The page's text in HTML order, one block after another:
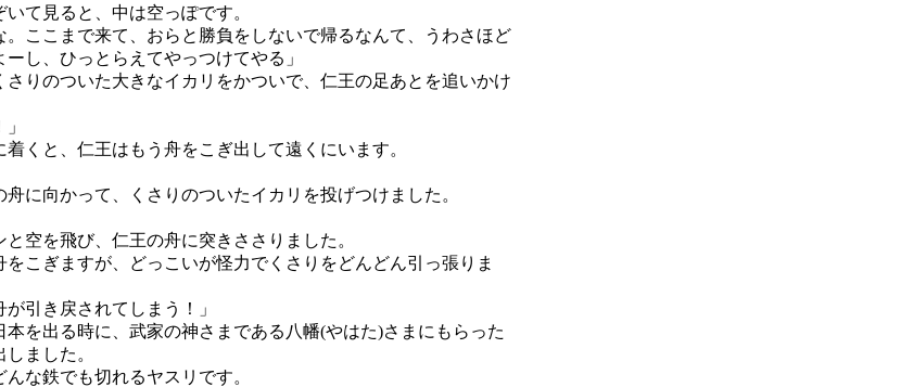
て見ると、中は空っぽです。
。ここまで来て、おらと勝負をしないで帰るなんて、うわさほど
し、ひっとらえてやっつけてやる」
りのついた大きなイカリをかついで、仁王の足あとを追いかけ
くと、仁王はもう舟をこぎ出して遠くにいます。
に向かって、くさりのついたイカリを投げつけました。
空を飛び、仁王の舟に突きささりました。
こぎますが、どっこいが怪力でくさりをどんどん引っ張りま
が引き戻されてしまう！」
を出る時に、武家の神さまである八幡(やはた)さまにもらった
ました。
な鉄でも切れるヤスリです。